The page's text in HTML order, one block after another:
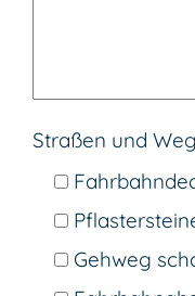
Straßen und
Gehweg